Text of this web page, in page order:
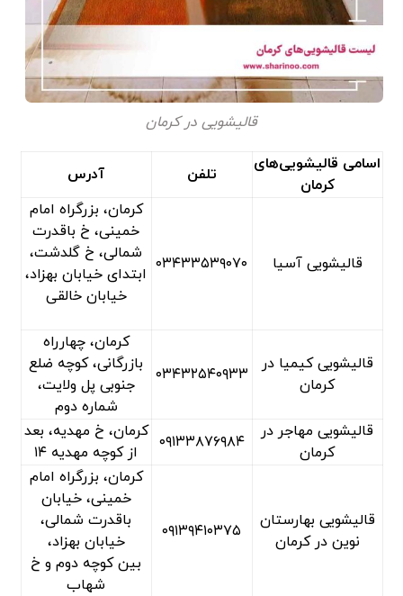
قالیشویی در کرمان
اسامی قالیشویی‌های
کرمان
تلفن آدرس
قالیشویی آسیا ۰۳۴۳۳۵۳۹۰۷۰
کرمان، بزرگراه امام
خمینی، خ باقدرت
شمالی، خ گلدشت،
ابتدای خیابان بهزاد،
خیابان خالقی
قالیشویی کیمیا در
کرمان
۰۳۴۳۲۵۴۰۹۳۳
کرمان، چهارراه
بازرگانی، کوچه ضلع
جنوبی پل ولایت،
شماره دوم
قالیشویی مهاجر در
کرمان
۰۹۱۳۳۸۷۶۹۸۴
کرمان، خ مهدیه، بعد
از کوچه مهدیه ۱۴
قالیشویی بهارستان
نوین در کرمان
۰۹۱۳۹۴۱۰۳۷۵
کرمان، بزرگراه امام
خمینی، خیابان
باقدرت شمالی،
خیابان بهزاد،
بین کوچه دوم و خ
شهاب